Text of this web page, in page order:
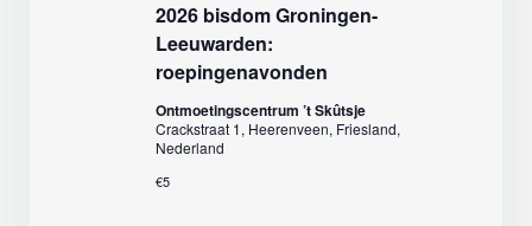
2026 bisdom Groningen-
Leeuwarden:
roepingenavonden
Ontmoetingscentrum ’t Skûtsje
Crackstraat 1, Heerenveen, Friesland,
Nederland
€5